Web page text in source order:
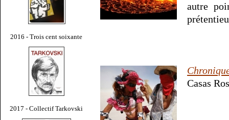
2016 - Trois cent soixante
2017 - Collectif Tarkovski
autre
Casas